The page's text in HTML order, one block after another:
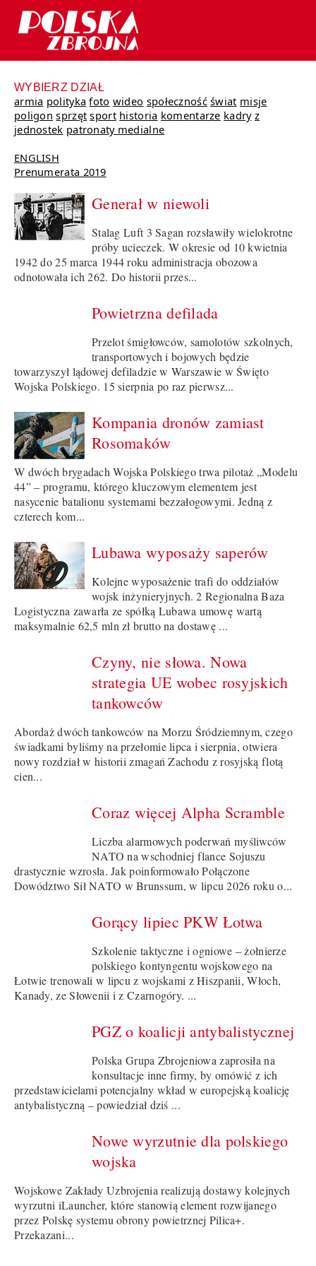
WYBIERZ DZIAŁ
armia polityka foto wideo społeczność świat misje
poligon sprzęt sport historia komentarze kadry z
jednostek patronaty medialne
ENGLISH
Prenumerata 2019
Generał w niewoli
Stalag Luft 3 Sagan rozsławiły wielokrotne
próby ucieczek. W okresie od 10 kwietnia
1942 do 25 marca 1944 roku administracja obozowa
odnotowała ich 262. Do historii przes...
Powietrzna defilada
Przelot śmigłowców, samolotów szkolnych,
transportowych i bojowych będzie
towarzyszył lądowej defiladzie w Warszawie w Święto
Wojska Polskiego. 15 sierpnia po raz pierwsz...
Kompania dronów zamiast
Rosomaków
W dwóch brygadach Wojska Polskiego trwa pilotaż „Modelu
44” – programu, którego kluczowym elementem jest
nasycenie batalionu systemami bezzałogowymi. Jedną z
czterech kom...
Lubawa wyposaży saperów
Kolejne wyposażenie trafi do oddziałów
wojsk inżynieryjnych. 2 Regionalna Baza
Logistyczna zawarła ze spółką Lubawa umowę wartą
maksymalnie 62,5 mln zł brutto na dostawę ...
Czyny, nie słowa. Nowa
strategia UE wobec rosyjskich
tankowców
Abordaż dwóch tankowców na Morzu Śródziemnym, czego
świadkami byliśmy na przełomie lipca i sierpnia, otwiera
nowy rozdział w historii zmagań Zachodu z rosyjską flotą
cien...
Coraz więcej Alpha Scramble
Liczba alarmowych poderwań myśliwców
NATO na wschodniej flance Sojuszu
drastycznie wzrosła. Jak poinformowało Połączone
Dowództwo Sił NATO w Brunssum, w lipcu 2026 roku o...
Gorący lipiec PKW Łotwa
Szkolenie taktyczne i ogniowe – żołnierze
polskiego kontyngentu wojskowego na
Łotwie trenowali w lipcu z wojskami z Hiszpanii, Włoch,
Kanady, ze Słowenii i z Czarnogóry. ...
PGZ o koalicji antybalistycznej
Polska Grupa Zbrojeniowa zaprosiła na
konsultacje inne firmy, by omówić z ich
przedstawicielami potencjalny wkład w europejską koalicję
antybalistyczną – powiedział dziś ...
Nowe wyrzutnie dla polskiego
wojska
Wojskowe Zakłady Uzbrojenia realizują dostawy kolejnych
wyrzutni iLauncher, które stanowią element rozwijanego
przez Polskę systemu obrony powietrznej Pilica+.
Przekazani...